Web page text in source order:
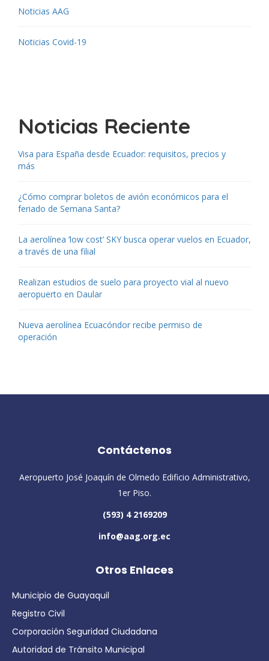
Noticias AAG
Noticias Covid-19
Noticias Reciente
Visa para España desde Ecuador: requisitos, precios y
más
¿Cómo comprar boletos de avión económicos para el
feriado de Semana Santa?
La aerolínea ‘low cost’ SKY busca operar vuelos en Ecuador,
a través de una filial
Realizan estudios de suelo para proyecto vial al nuevo
aeropuerto en Daular
Nueva aerolínea Ecuacóndor recibe permiso de
operación
Contáctenos
Aeropuerto José Joaquín de Olmedo Edificio Administrativo,
1er Piso.
(593) 4 2169209
info@aag.org.ec
Otros Enlaces
Municipio de Guayaquil
Registro Civil
Corporación Seguridad Ciudadana
Autoridad de Tránsito Municipal